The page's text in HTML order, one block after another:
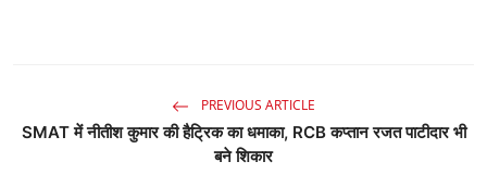
PREVIOUS ARTICLE
SMAT में नीतीश कुमार की हैट्रिक का धमाका, RCB कप्तान रजत पाटीदार भी
बने शिकार